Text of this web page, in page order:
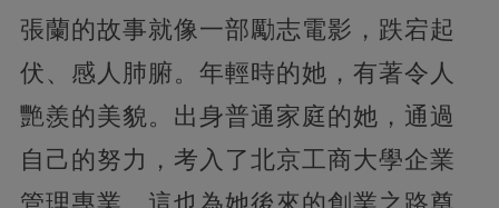
張蘭的故事就像一部勵志電影，跌宕起
伏、感人肺腑。年輕時的她，有著令人
艷羨的美貌。出身普通家庭的她，通過
自己的努力，考入了北京工商大學企業